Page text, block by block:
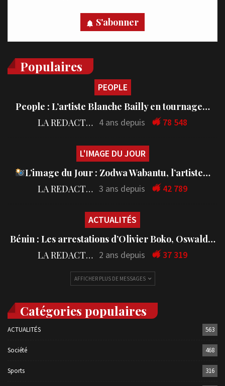
S'abonner
Populaires
PEOPLE
People : L’artiste Blanche Bailly en tournage…
LA REDACTION 4 ans depuis 78 548
L'IMAGE DU JOUR
L’image du Jour : Zodwa Wabantu, l’artiste…
LA REDACTION 3 ans depuis 42 789
ACTUALITÉS
Bénin : Les arrestations d’Olivier Boko, Oswald…
LA REDACTION 2 ans depuis 37 319
AFFICHER PLUS DE MESSAGES
Catégories populaires
ACTUALITÉS 563
Société 468
Sports 316